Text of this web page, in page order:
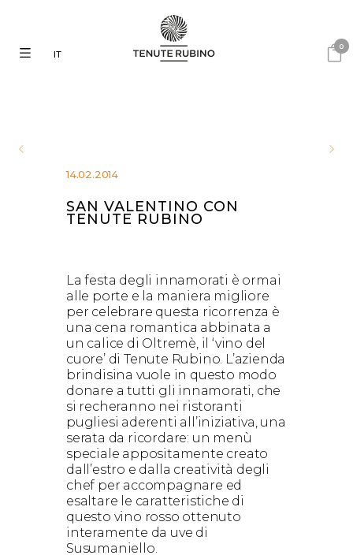
0
IT
14.02.2014
SAN VALENTINO CON
TENUTE RUBINO
La festa degli innamorati è ormai
alle porte e la maniera migliore
per celebrare questa ricorrenza è
una cena romantica abbinata a
un calice di Oltremè, il ‘vino del
cuore’ di Tenute Rubino. L’azienda
brindisina vuole in questo modo
donare a tutti gli innamorati, che
si recheranno nei ristoranti
pugliesi aderenti all’iniziativa, una
serata da ricordare: un menù
speciale appositamente creato
dall’estro e dalla creatività degli
chef per accompagnare ed
esaltare le caratteristiche di
questo vino rosso ottenuto
interamente da uve di
Susumaniello.